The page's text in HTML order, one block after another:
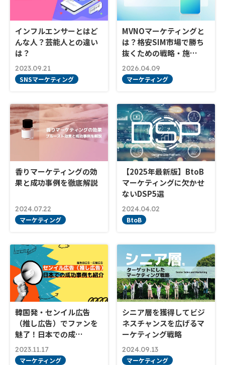
インフルエンサーとはど
んな人？芸能人との違い
は？
2023.09.21
SNSマーケティング
MVNOマーケティングと
は？格安SIM市場で勝ち
抜くための戦略・施…
2026.04.09
マーケティング
香りマーケティングの効
果と成功事例を徹底解説
2024.07.22
マーケティング
【2025年最新版】BtoB
マーケティングに欠かせ
ないDSP5選
2024.04.02
BtoB
韓国発・センイル広告
（推し広告）でファンを
魅了！日本での成…
2023.11.17
マーケティング
シニア層を獲得してビジ
ネスチャンスを広げるマ
ーケティング戦略
2024.09.13
マーケティング